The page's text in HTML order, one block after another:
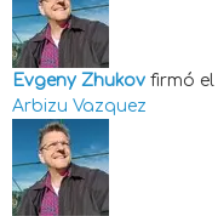
Evgeny Zhukov firmó el
Arbizu Vazquez